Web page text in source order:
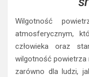
Wilgotność
atmosferycznym,
człowieka oraz
wilgotność powietrza
zarówno dla ludzi,